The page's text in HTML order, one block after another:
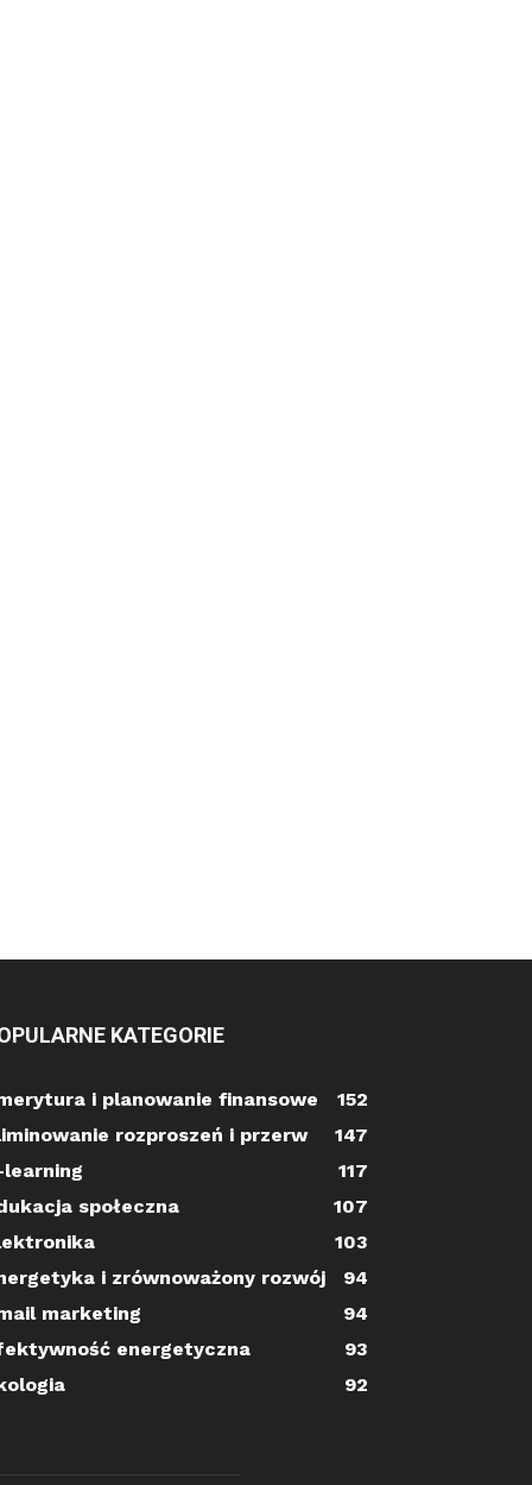
KATEGORIE
i planowanie finansowe
152
rozproszeń i przerw
147
learning
117
społeczna
107
103
i zrównoważony rozwój
94
marketing
94
energetyczna
93
92